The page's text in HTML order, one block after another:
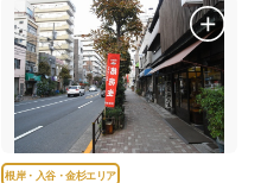
根岸・入谷・金杉エリア